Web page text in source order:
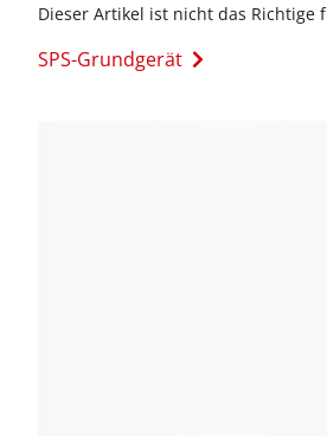
Dieser Artikel ist nicht das Richtige
SPS-Grundgerät